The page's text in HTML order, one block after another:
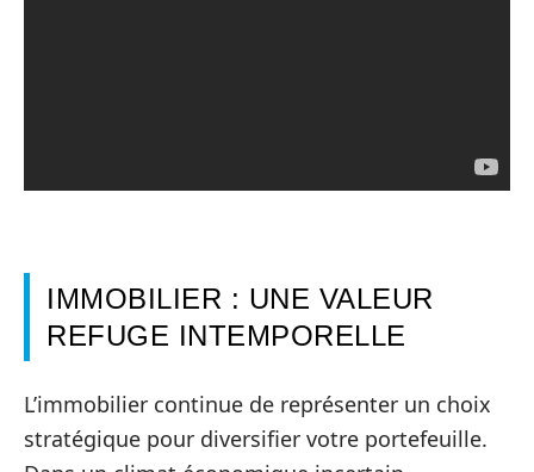
IMMOBILIER : UNE VALEUR
REFUGE INTEMPORELLE
L’immobilier continue de représenter un choix
stratégique pour diversifier votre portefeuille.